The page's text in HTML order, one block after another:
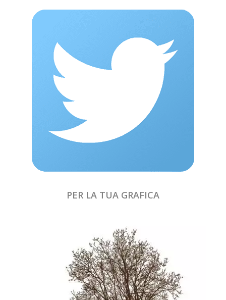
PER LA TUA GRAFICA